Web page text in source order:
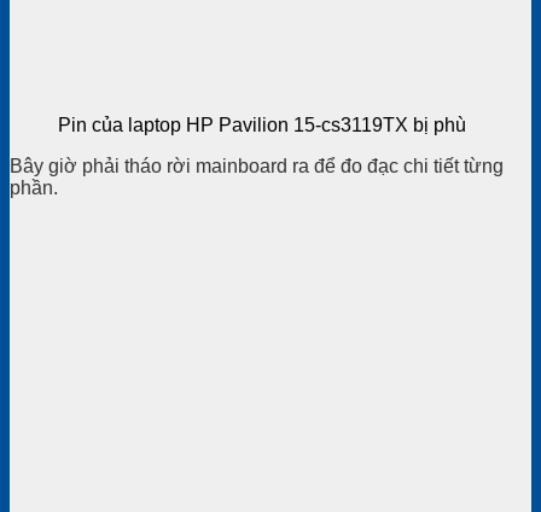
Pin của laptop HP Pavilion 15-cs3119TX bị phù
Bây giờ phải tháo rời mainboard ra để đo đạc chi tiết từng
phần.